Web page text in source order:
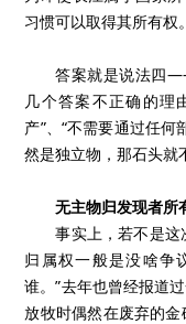
习惯可以取得其所有权
答案就是说法四
几个答案不正确的理
产”、“不需要通过任何
然是独立物，那石头就
无主物归发现者所
事实上，若不是
归属权一般是没啥争
谁。”去年也曾经报道
放牧时偶然在废弃的金